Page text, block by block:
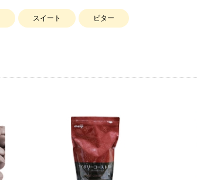
マルサンパントリーオリジナル食材
スイート ビター